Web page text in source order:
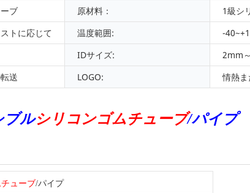
ブ 原材料：
1級シ
トに応じて 温度範囲:
-
IDサイズ:
2mm
送 LOGO: 情熱
ブルシリコンゴムチューブ/パイプ
ューブ/パイプ